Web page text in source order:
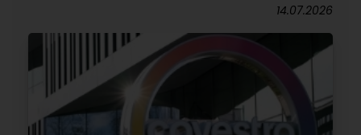
14.07.2026